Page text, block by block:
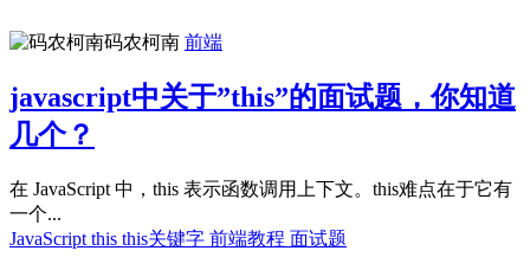
码农柯南 前端
javascript中关于”this”的面试题，你知道
几个？
在 JavaScript 中，this 表示函数调用上下文。this难点在于它有
一个...
JavaScript this this关键字 前端教程 面试题